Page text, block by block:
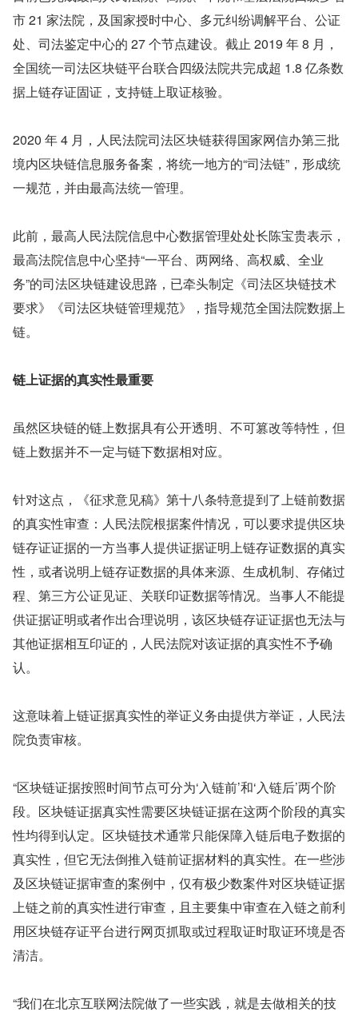
市 21 家法院，及国家授时中心、多元纠纷调解平台、公证
处、司法鉴定中心的 27 个节点建设。截止 2019 年 8 月，
全国统一司法区块链平台联合四级法院共完成超 1.8 亿条数
据上链存证固证，支持链上取证核验。
2020 年 4 月，人民法院司法区块链获得国家网信办第三批
境内区块链信息服务备案，将统一地方的“司法链”，形成统
一规范，并由最高法统一管理。
此前，最高人民法院信息中心数据管理处处长陈宝贵表示，
最高法院信息中心坚持“一平台、两网络、高权威、全业
务”的司法区块链建设思路，已牵头制定《司法区块链技术
要求》《司法区块链管理规范》，指导规范全国法院数据上
链。
链上证据的真实性最重要
虽然区块链的链上数据具有公开透明、不可篡改等特性，但
链上数据并不一定与链下数据相对应。
针对这点，《征求意见稿》第十八条特意提到了上链前数据
的真实性审查：人民法院根据案件情况，可以要求提供区块
链存证证据的一方当事人提供证据证明上链存证数据的真实
性，或者说明上链存证数据的具体来源、生成机制、存储过
程、第三方公证见证、关联印证数据等情况。当事人不能提
供证据证明或者作出合理说明，该区块链存证证据也无法与
其他证据相互印证的，人民法院对该证据的真实性不予确
认。
这意味着上链证据真实性的举证义务由提供方举证，人民法
院负责审核。
“区块链证据按照时间节点可分为‘入链前’和‘入链后’两个阶
段。区块链证据真实性需要区块链证据在这两个阶段的真实
性均得到认定。区块链技术通常只能保障入链后电子数据的
真实性，但它无法倒推入链前证据材料的真实性。在一些涉
及区块链证据审查的案例中，仅有极少数案件对区块链证据
上链之前的真实性进行审查，且主要集中审查在入链之前利
用区块链存证平台进行网页抓取或过程取证时取证环境是否
清洁。
“我们在北京互联网法院做了一些实践，就是去做相关的技